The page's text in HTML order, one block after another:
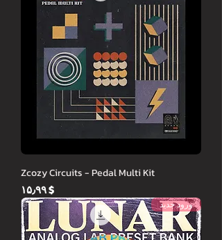
Zcozy Circuits - Pedal Multi Kit
Price
$ ۱۵٫۹۹
ورود جدید